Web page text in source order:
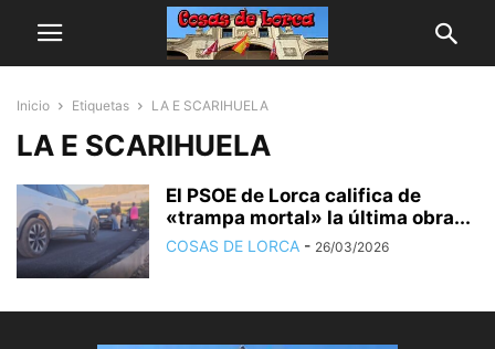
Inicio Etiquetas LA E SCARIHUELA
LA E SCARIHUELA
El PSOE de Lorca califica de
«trampa mortal» la última obra...
COSAS DE LORCA - 26/03/2026